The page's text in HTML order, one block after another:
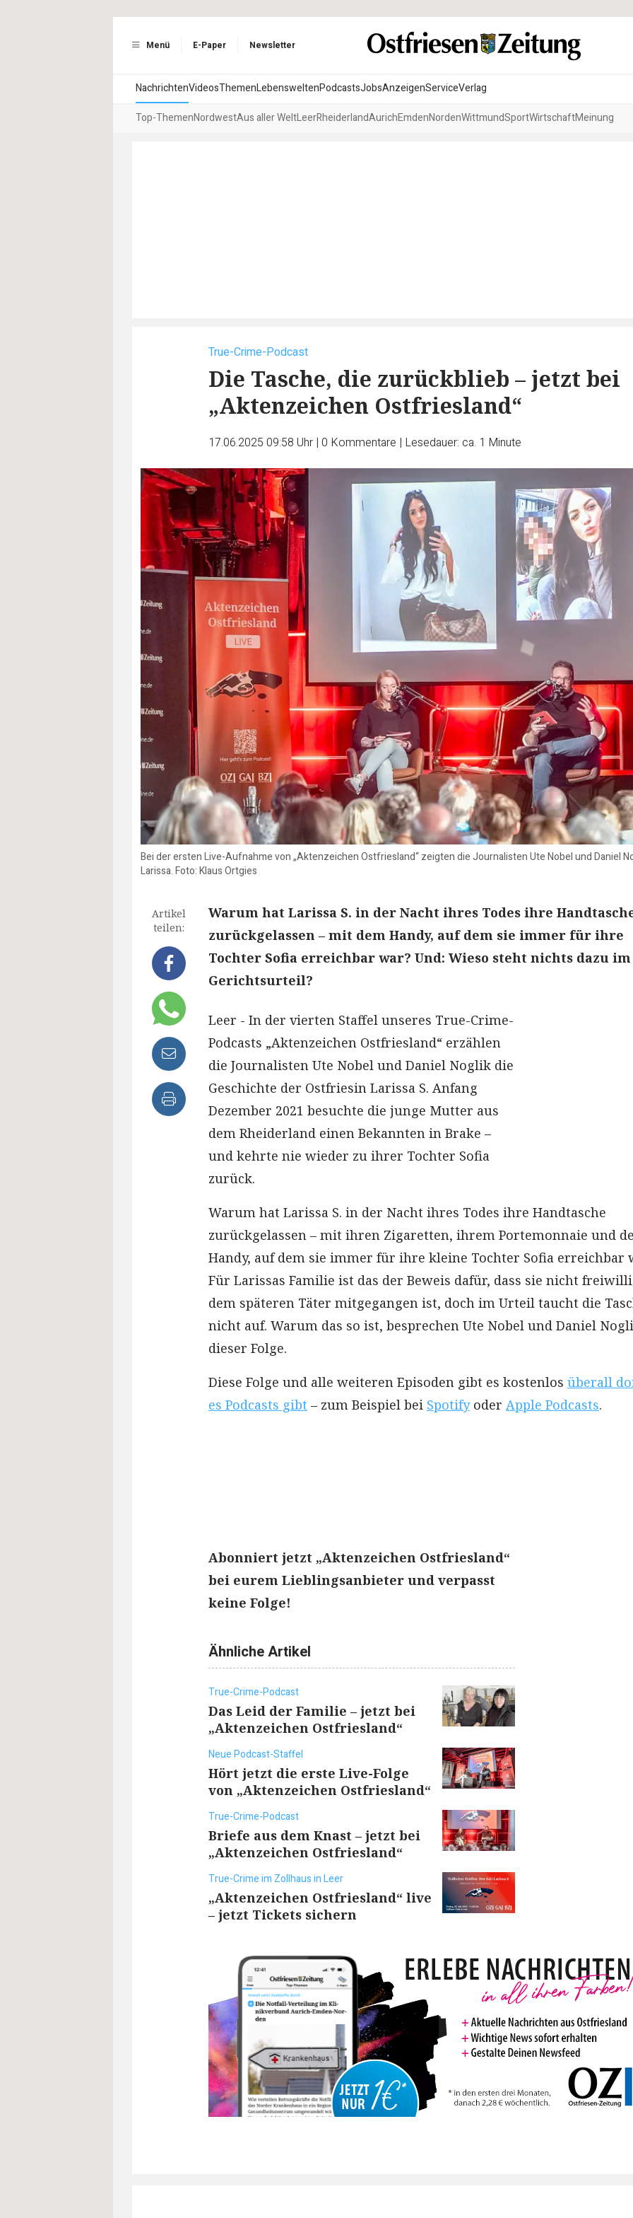
Menü E-Paper Newsletter
NachrichtenVideosThemenLebensweltenPodcastsJobsAnzeigenServiceVerlag
Top-ThemenNordwestAus aller WeltLeerRheiderlandAurichEmdenNordenWittmundSportWirtschaftMeinung
True-Crime-Podcast
Die Tasche, die zurückblieb – jetzt bei
„Aktenzeichen Ostfriesland“
17.06.2025 09:58 Uhr | 0 Kommentare | Lesedauer: ca. 1 Minute
Bei der ersten Live-Aufnahme von „Aktenzeichen Ostfriesland“ zeigten die Journalisten Ute Nobel und Daniel
Larissa. Foto: Klaus Ortgies
Artikel
teilen:
Warum hat Larissa S. in der Nacht ihres Todes ihre
zurückgelassen – mit dem Handy, auf dem sie immer für ihre
Tochter Sofia erreichbar war? Und: Wieso steht nichts dazu im
Gerichtsurteil?
Leer - In der vierten Staffel unseres True-Crime-
Podcasts „Aktenzeichen Ostfriesland“ erzählen
die Journalisten Ute Nobel und Daniel Noglik die
Geschichte der Ostfriesin Larissa S. Anfang
Dezember 2021 besuchte die junge Mutter aus
dem Rheiderland einen Bekannten in Brake –
und kehrte nie wieder zu ihrer Tochter Sofia
zurück.
Warum hat Larissa S. in der Nacht ihres Todes ihre Handtasche
zurückgelassen – mit ihren Zigaretten, ihrem Portemonnaie und
Handy, auf dem sie immer für ihre kleine Tochter Sofia erreichbar
Für Larissas Familie ist das der Beweis dafür, dass sie nicht
dem späteren Täter mitgegangen ist, doch im Urteil taucht die
nicht auf. Warum das so ist, besprechen Ute Nobel und Daniel
dieser Folge.
Diese Folge und alle weiteren Episoden gibt es kostenlos überall
es Podcasts gibt – zum Beispiel bei Spotifyoder Apple Podcasts.
Abonniert jetzt „Aktenzeichen Ostfriesland“
bei eurem Lieblingsanbieter und verpasst
keine Folge!
Ähnliche Artikel
True-Crime-Podcast
Das Leid der Familie – jetzt bei
„Aktenzeichen Ostfriesland“
Neue Podcast-Staffel
Hört jetzt die erste Live-Folge
von „Aktenzeichen Ostfriesland“
True-Crime-Podcast
Briefe aus dem Knast – jetzt bei
„Aktenzeichen Ostfriesland“
True-Crime im Zollhaus in Leer
„Aktenzeichen Ostfriesland“ live
– jetzt Tickets sichern